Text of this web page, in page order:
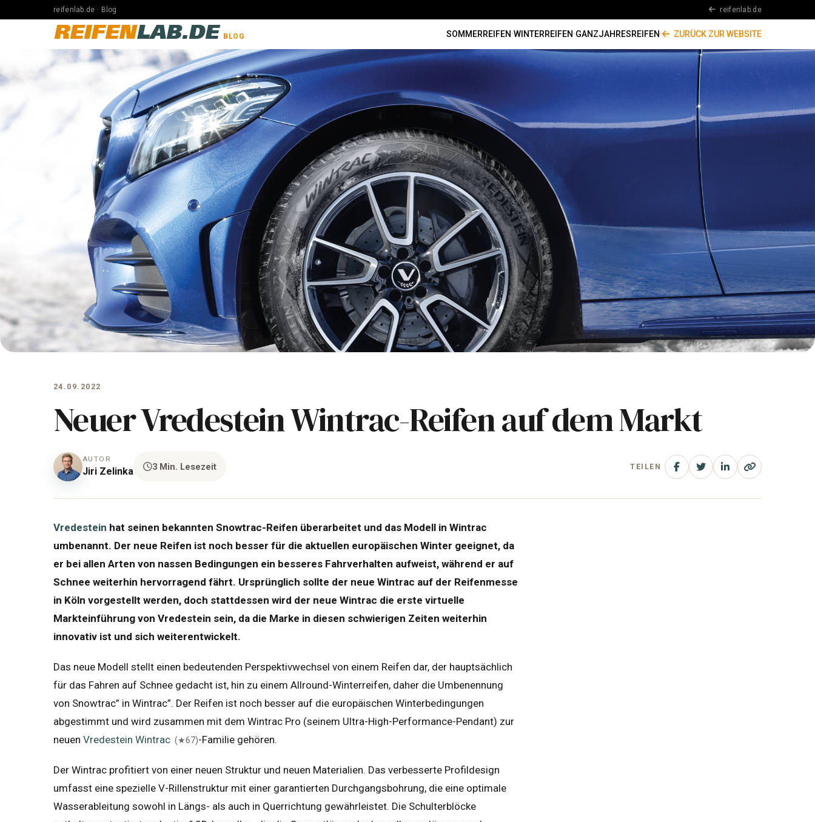
reifenlab.de · Blog reifenlab.de
REIFENLAB.DE BLOG SOMMERREIFEN·WINTERREIFEN·GANZJAHRESREIFEN· ZURÜCK ZUR WEBSITE
24.09.2022
Neuer Vredestein Wintrac-Reifen auf dem Markt
AUTOR
Jiri Zelinka 3 Min. Lesezeit TEILEN
Vredestein hat seinen bekannten Snowtrac-Reifen überarbeitet und das Modell in Wintrac
umbenannt. Der neue Reifen ist noch besser für die aktuellen europäischen Winter geeignet, da
er bei allen Arten von nassen Bedingungen ein besseres Fahrverhalten aufweist, während er auf
Schnee weiterhin hervorragend fährt. Ursprünglich sollte der neue Wintrac auf der Reifenmesse
in Köln vorgestellt werden, doch stattdessen wird der neue Wintrac die erste virtuelle
Markteinführung von Vredestein sein, da die Marke in diesen schwierigen Zeiten weiterhin
innovativ ist und sich weiterentwickelt.
Das neue Modell stellt einen bedeutenden Perspektivwechsel von einem Reifen dar, der hauptsächlich
für das Fahren auf Schnee gedacht ist, hin zu einem Allround-Winterreifen, daher die Umbenennung
von Snowtrac” in Wintrac”. Der Reifen ist noch besser auf die europäischen Winterbedingungen
abgestimmt und wird zusammen mit dem Wintrac Pro (seinem Ultra-High-Performance-Pendant) zur
neuen Vredestein Wintrac (★67)-Familie gehören.
Der Wintrac profitiert von einer neuen Struktur und neuen Materialien. Das verbesserte Profildesign
umfasst eine spezielle V-Rillenstruktur mit einer garantierten Durchgangsbohrung, die eine optimale
Wasserableitung sowohl in Längs- als auch in Querrichtung gewährleistet. Die Schulterblöcke